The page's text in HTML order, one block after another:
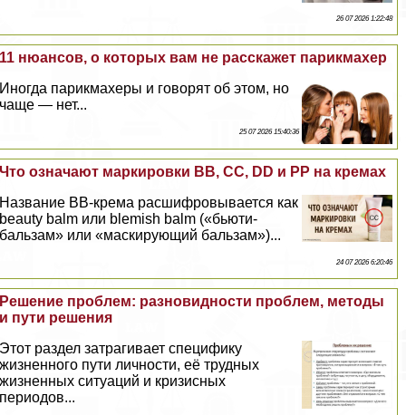
26 07 2026 1:22:48
11 нюансов, о которых вам не расскажет парикмахер
Иногда парикмахеры и говорят об этом, но
чаще — нет...
25 07 2026 15:40:36
Что означают маркировки BB, CC, DD и PP на кремах
Название BB-крема расшифровывается как
beauty balm или blemish balm («бьюти-
бальзам» или «маскирующий бальзам»)...
24 07 2026 6:20:46
Решение проблем: разновидности проблем, методы
и пути решения
Этот раздел затрагивает специфику
жизненного пути личности, её трудных
жизненных ситуаций и кризисных
периодов...